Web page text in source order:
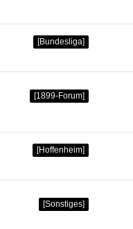
[Bundesliga]
[1899-Forum]
[Hoffenheim]
[Sonstiges]